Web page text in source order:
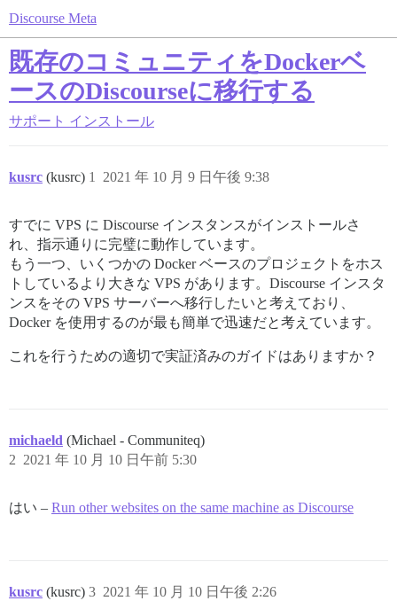
Discourse Meta
既存のコミュニティをDockerベ
ースのDiscourseに移行する
サポート インストール
kusrc (kusrc) 2021 年 10 月 9 日午後 9:38
1
すでに VPS に Discourse インスタンスがインストールさ
れ、指示通りに完璧に動作しています。
もう一つ、いくつかの Docker ベースのプロジェクトをホス
トしているより大きな VPS があります。Discourse インスタ
ンスをその VPS サーバーへ移行したいと考えており、
Docker を使用するのが最も簡単で迅速だと考えています。
これを行うための適切で実証済みのガイドはありますか？
michaeld (Michael - Communiteq)
2021 年 10 月 10 日午前 5:30
2
はい – Run other websites on the same machine as Discourse
kusrc (kusrc) 2021 年 10 月 10 日午後 2:26
3